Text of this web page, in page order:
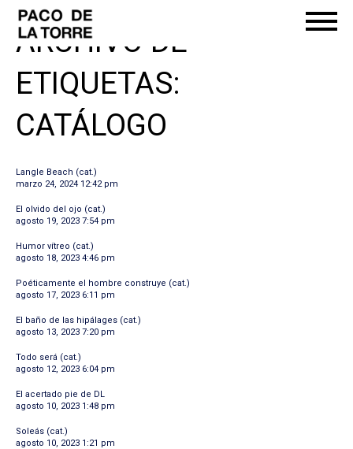
ARCHIVO DE
ETIQUETAS:
CATÁLOGO
Langle Beach (cat.)
marzo 24, 2024 12:42 pm
El olvido del ojo (cat.)
agosto 19, 2023 7:54 pm
Humor vítreo (cat.)
agosto 18, 2023 4:46 pm
Poéticamente el hombre construye (cat.)
agosto 17, 2023 6:11 pm
El baño de las hipálages (cat.)
agosto 13, 2023 7:20 pm
Todo será (cat.)
agosto 12, 2023 6:04 pm
El acertado pie de DL
agosto 10, 2023 1:48 pm
Soleás (cat.)
agosto 10, 2023 1:21 pm